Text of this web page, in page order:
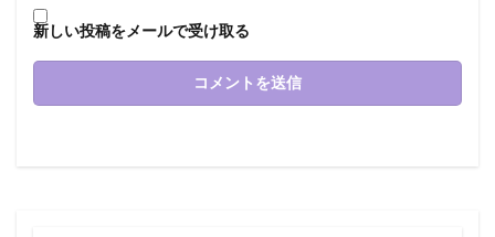
新しい投稿をメールで受け取る